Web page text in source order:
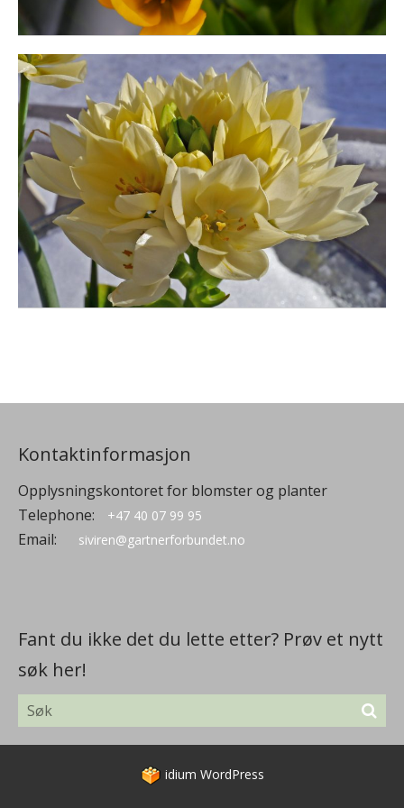
Kontaktinformasjon
Opplysningskontoret for blomster og planter
Telephone:
+47 40 07 99 95
Email: siviren@gartnerforbundet.no
Fant du ikke det du lette etter? Prøv et nytt
søk her!
idium WordPress